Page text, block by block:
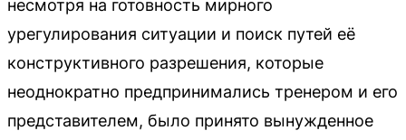
несмотря на готовность мирного
урегулирования ситуации и поиск путей её
конструктивного разрешения, которые
неоднократно предпринимались тренером и его
представителем, было принято вынужденное